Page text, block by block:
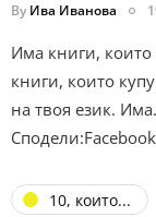
By Ива Иванова
Има книги,
книги, които
на твоя език.
10, които...